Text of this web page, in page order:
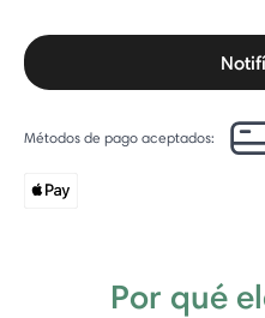
Métodos de pago aceptados:
Por qué